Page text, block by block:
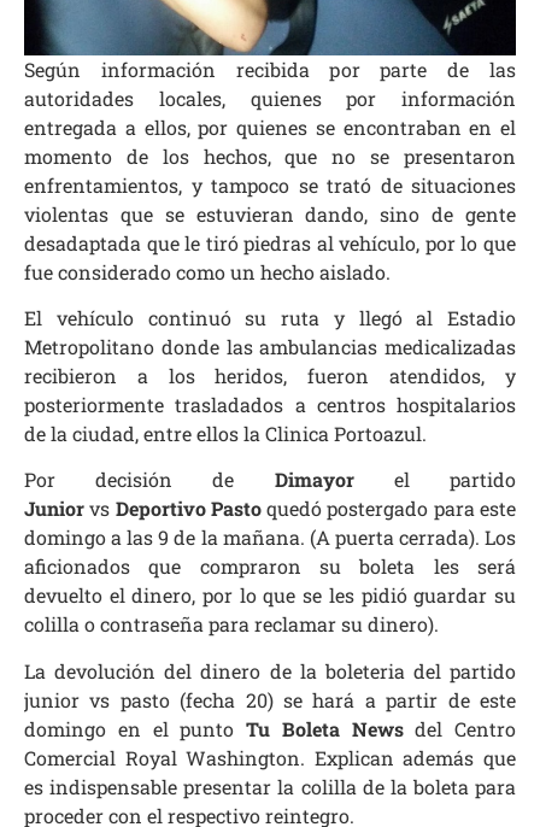
Según información recibida por parte de las
autoridades locales, quienes por información
entregada a ellos, por quienes se encontraban en el
momento de los hechos, que no se presentaron
enfrentamientos, y tampoco se trató de situaciones
violentas que se estuvieran dando, sino de gente
desadaptada que le tiró piedras al vehículo, por lo que
fue considerado como un hecho aislado.
El vehículo continuó su ruta y llegó al Estadio
Metropolitano donde las ambulancias medicalizadas
recibieron a los heridos, fueron atendidos, y
posteriormente trasladados a centros hospitalarios
de la ciudad, entre ellos la Clinica Portoazul.
Por decisión de Dimayorel partido
Juniorvs Deportivo Pastoquedó postergado para este
domingo a las 9 de la mañana. (A puerta cerrada). Los
aficionados que compraron su boleta les será
devuelto el dinero, por lo que se les pidió guardar su
colilla o contraseña para reclamar su dinero).
La devolución del dinero de la boleteria del partido
junior vs pasto (fecha 20) se hará a partir de este
domingo en el punto Tu Boleta Newsdel Centro
Comercial Royal Washington. Explican además que
es indispensable presentar la colilla de la boleta para
proceder con el respectivo reintegro.